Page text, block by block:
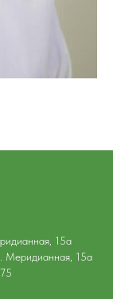
15а
Меридианная, 15а